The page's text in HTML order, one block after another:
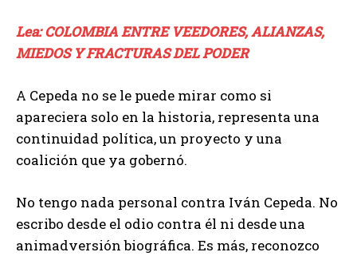
Lea: COLOMBIA ENTRE VEEDORES, ALIANZAS,
MIEDOS Y FRACTURAS DEL PODER
A Cepeda no se le puede mirar como si
apareciera solo en la historia, representa una
continuidad política, un proyecto y una
coalición que ya gobernó.
No tengo nada personal contra Iván Cepeda. No
escribo desde el odio contra él ni desde una
animadversión biográfica. Es más, reconozco